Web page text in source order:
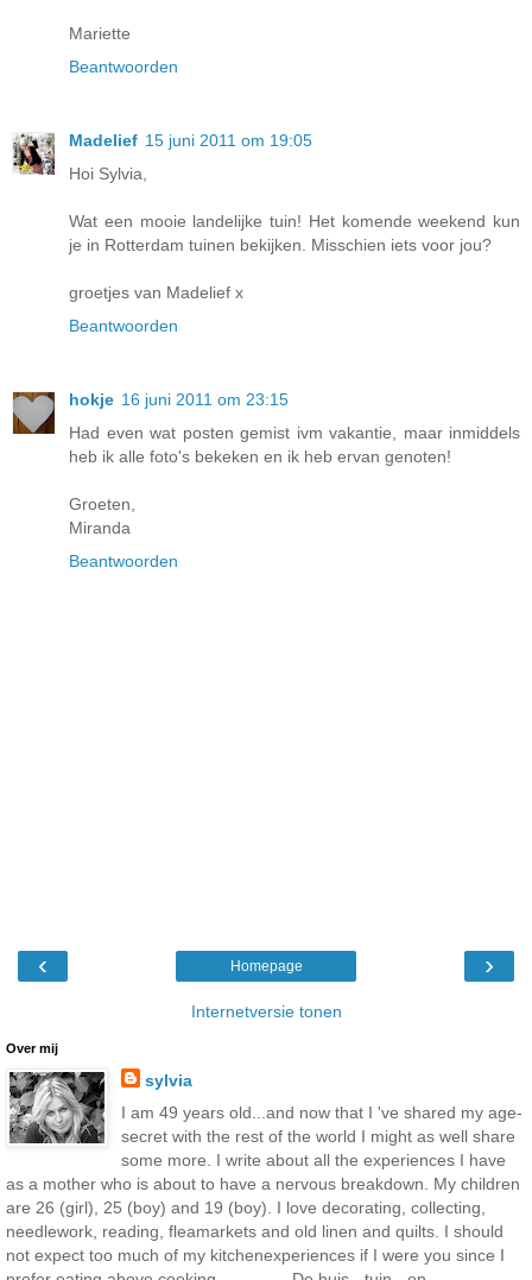
Mariette
Beantwoorden
Madelief 15 juni 2011 om 19:05
Hoi Sylvia,
Wat een mooie landelijke tuin! Het komende weekend kun
je in Rotterdam tuinen bekijken. Misschien iets voor jou?
groetjes van Madelief x
Beantwoorden
hokje 16 juni 2011 om 23:15
Had even wat posten gemist ivm vakantie, maar inmiddels
heb ik alle foto's bekeken en ik heb ervan genoten!
Groeten,
Miranda
Beantwoorden
‹ ›
Homepage
Internetversie tonen
Over mij
sylvia
I am 49 years old...and now that I 've shared my age-
secret with the rest of the world I might as well share
some more. I write about all the experiences I have
as a mother who is about to have a nervous breakdown. My children
are 26 (girl), 25 (boy) and 19 (boy). I love decorating, collecting,
needlework, reading, fleamarkets and old linen and quilts. I should
not expect too much of my kitchenexperiences if I were you since I